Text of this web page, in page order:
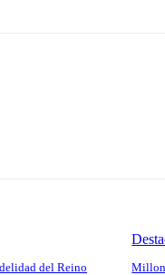
del Reino